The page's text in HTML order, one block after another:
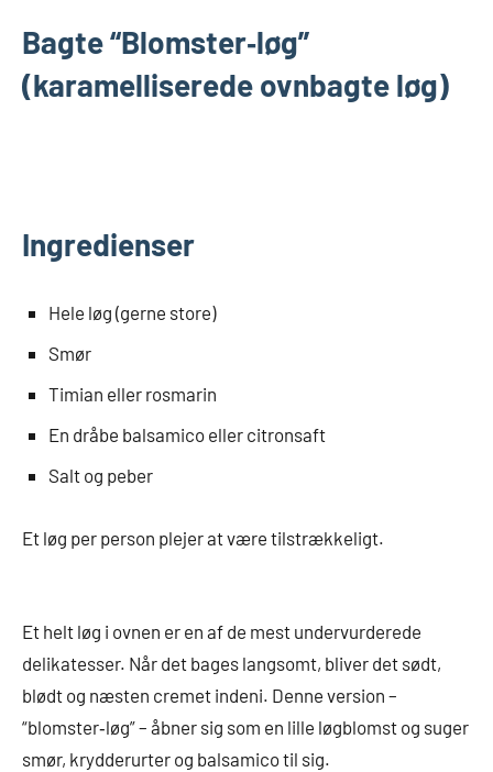
Bagte “Blomster‑løg”
(karamelliserede ovnbagte løg)
Ingredienser
Hele løg (gerne store)
Smør
Timian eller rosmarin
En dråbe balsamico eller citronsaft
Salt og peber
Et løg per person plejer at være tilstrækkeligt.
Et helt løg i ovnen er en af de mest undervurderede
delikatesser. Når det bages langsomt, bliver det sødt,
blødt og næsten cremet indeni. Denne version –
“blomster‑løg” – åbner sig som en lille løgblomst og suger
smør, krydderurter og balsamico til sig.